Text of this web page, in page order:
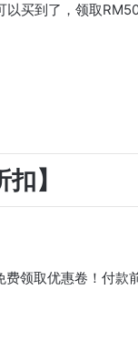
买到了，领取
扣】
领取优惠卷！付款